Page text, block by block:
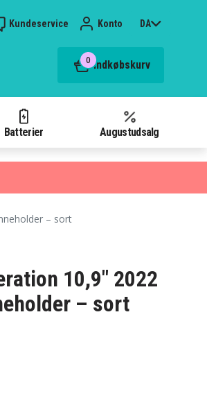
Kundeservice Konto DA
0 Indkøbskurv
Batterier Augustudsalg
– sort
10,9" 2022
– sort